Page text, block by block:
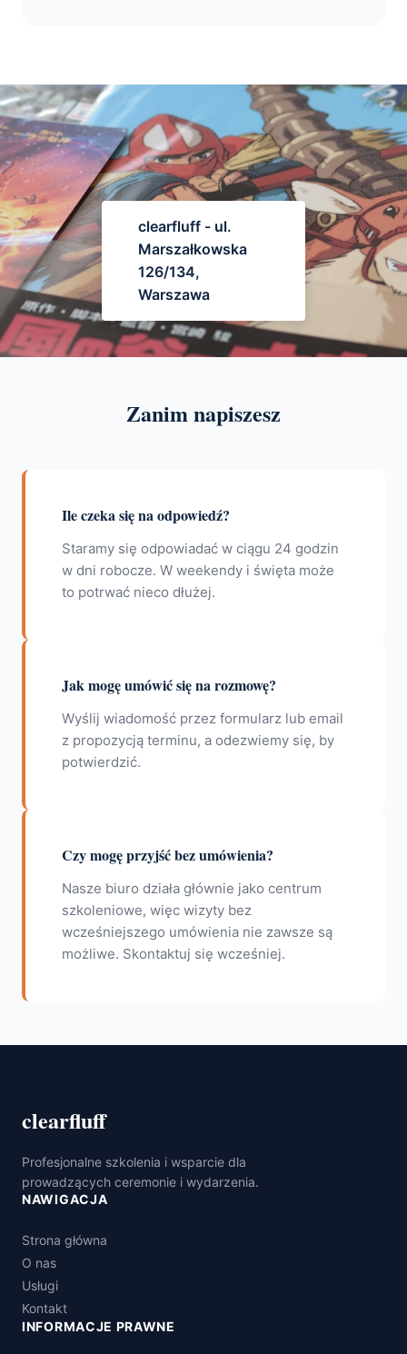
clearfluff - ul.
Marszałkowska
126/134,
Warszawa
Zanim napiszesz
Ile czeka się na odpowiedź?
Staramy się odpowiadać w ciągu 24 godzin
w dni robocze. W weekendy i święta może
to potrwać nieco dłużej.
Jak mogę umówić się na rozmowę?
Wyślij wiadomość przez formularz lub email
z propozycją terminu, a odezwiemy się, by
potwierdzić.
Czy mogę przyjść bez umówienia?
Nasze biuro działa głównie jako centrum
szkoleniowe, więc wizyty bez
wcześniejszego umówienia nie zawsze są
możliwe. Skontaktuj się wcześniej.
clearfluff
Profesjonalne szkolenia i wsparcie dla
prowadzących ceremonie i wydarzenia.
NAWIGACJA
Strona główna
O nas
Usługi
Kontakt
INFORMACJE PRAWNE